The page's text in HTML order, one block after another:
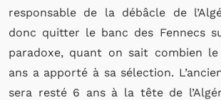
responsable de la débâcle de
donc quitter le banc des Fennecs
paradoxe, quant on sait combien
ans a apporté à sa sélection.
sera resté 6 ans à la tête de